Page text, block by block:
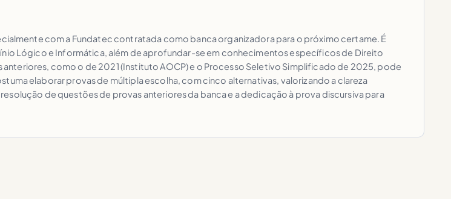
com a Fundatec contratada como banca organizadora para o próximo certame. É
Lógico e Informática, além de aprofundar-se em conhecimentos específicos de Direito
anteriores, como o de 2021 (Instituto AOCP) e o Processo Seletivo Simplificado de 2025, pode
elaborar provas de múltipla escolha, com cinco alternativas, valorizando a clareza
de questões de provas anteriores da banca e a dedicação à prova discursiva para